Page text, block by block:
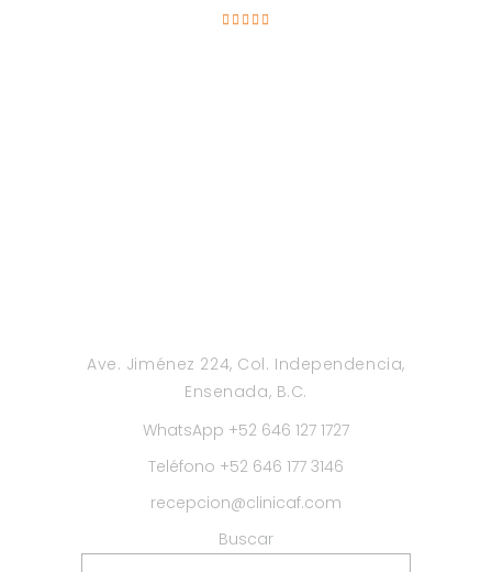
Ave. Jiménez 224, Col. Independencia,
Ensenada, B.C.
WhatsApp +52 646 127 1727
Teléfono +52 646 177 3146
recepcion@clinicaf.com
Buscar